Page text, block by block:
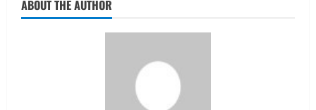
ABOUT THE AUTHOR